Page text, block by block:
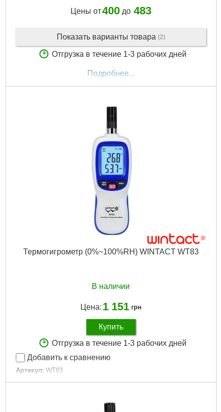
Цены от400до 483
Показать варианты товара (2)
Отгрузка в течение 1-3 рабочих дней
Подробнее...
Термогигрометр (0%~100%RH) WINTACT WT83
В наличии
Цена: 1 151 грн
Купить
Отгрузка в течение 1-3 рабочих дней
Добавить к сравнению
Артикул: WT83
Код товара: 22.64.93